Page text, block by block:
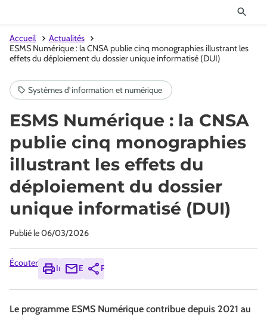
Accueil
Actualités
ESMS Numérique : la CNSA publie cinq monographies illustrant les
effets du déploiement du dossier unique informatisé (DUI)
ESMS Numérique : la CNSA
publie cinq monographies
illustrant les effets du
déploiement du dossier
unique informatisé (DUI)
Publié le06/03/2026
Écouter
ImprimerEnvoyerPartager
Le programme ESMS Numérique contribue depuis 2021 au